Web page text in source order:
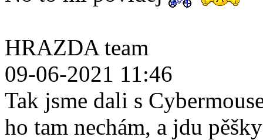
HRAZDA team
09-06-2021 11:46
Tak jsme dali s
ho tam nechám, a jdu